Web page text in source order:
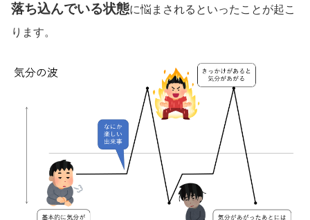
落ち込んでいる状態に悩まされるといったことが起こ
ります。